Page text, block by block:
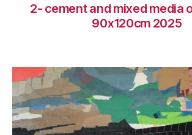
2- cement and mixed media
90x120cm 2025